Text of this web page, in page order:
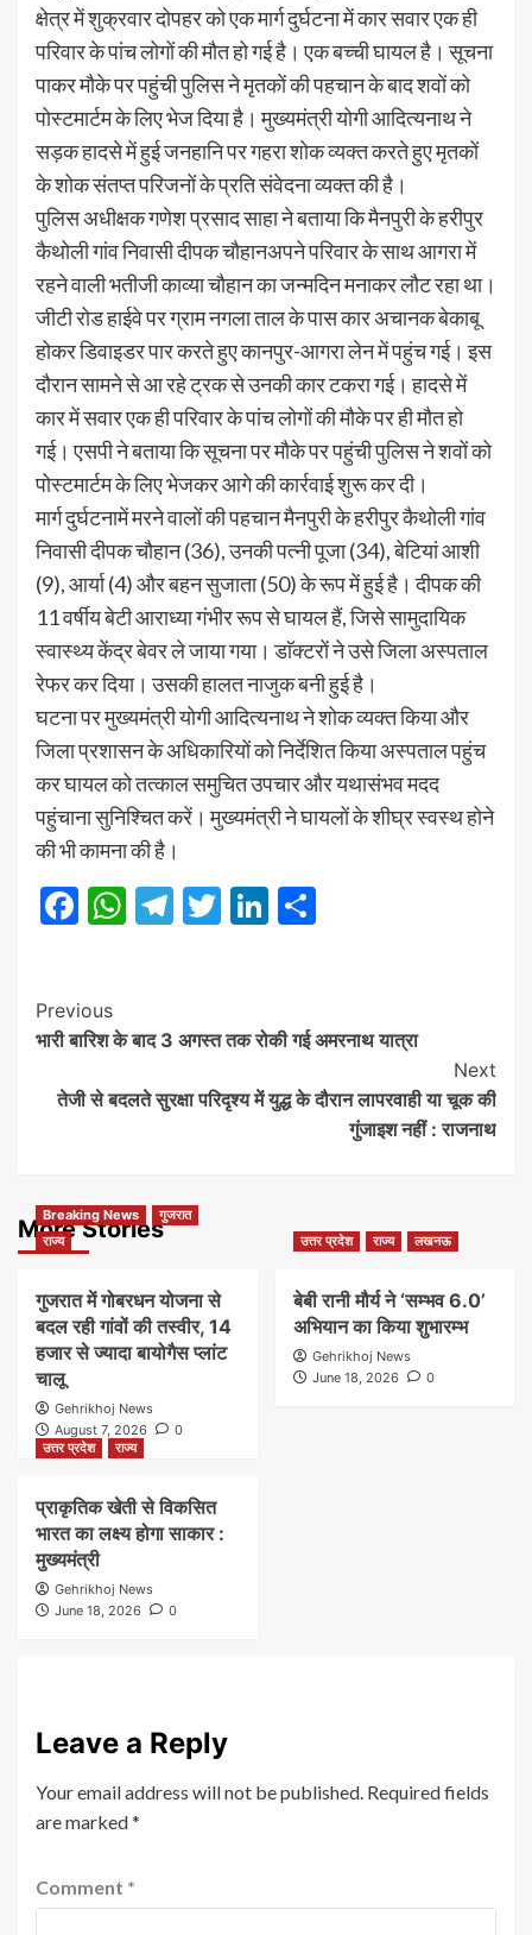
क्षेत्र में शुक्रवार दोपहर को एक मार्ग दुर्घटना में कार सवार एक ही
परिवार के पांच लोगों की मौत हो गई है। एक बच्ची घायल है। सूचना
पाकर मौके पर पहुंची पुलिस ने मृतकाें की पहचान के बाद शवों को
पाेस्टमार्टम के लिए भेज दिया है। मुख्यमंत्री योगी आदित्यनाथ ने
सड़क हादसे में हुई जनहानि पर गहरा शोक व्यक्त करते हुए मृतकों
के शोक संतप्त परिजनों के प्रति संवेदना व्यक्त की है।
पुलिस अधीक्षक गणेश प्रसाद साहा ने बताया कि मैनपुरी के हरीपुर
कैथोली गांव निवासी दीपक चौहानअपने परिवार के साथ आगरा में
रहने वाली भतीजी काव्या चौहान का जन्मदिन मनाकर लौट रहा था।
जीटी रोड हाईवे पर ग्राम नगला ताल के पास कार अचानक बेकाबू
होकर डिवाइडर पार करते हुए कानपुर-आगरा लेन में पहुंच गई। इस
दौरान सामने से आ रहे ट्रक से उनकी कार टकरा गई। हादसे में
कार में सवार एक ही परिवार के पांच लोगों की मौके पर ही मौत हो
गई। एसपी ने बताया कि सूचना पर मौके पर पहुंची पुलिस ने शवों को
पोस्टमार्टम के लिए भेजकर आगे की कार्रवाई शुरू कर दी।
मार्ग दुर्घटनामें मरने वालों की पहचान मैनपुरी के हरीपुर कैथोली गांव
निवासी दीपक चौहान (36), उनकी पत्नी पूजा (34), बेटियां आशी
(9), आर्या (4) और बहन सुजाता (50) के रूप में हुई है। दीपक की
11 वर्षीय बेटी आराध्या गंभीर रूप से घायल हैं, जिसे सामुदायिक
स्वास्थ्य केंद्र बेवर ले जाया गया। डाॅक्टराें ने उसे जिला अस्पताल
रेफर कर दिया। उसकी हालत नाजुक बनी हुई है।
घटना पर मुख्यमंत्री याेगी आदित्यनाथ ने शोक व्यक्त किया और
जिला प्रशासन के अधिकारियों को निर्देशित किया अस्पताल पहुंच
कर घायल को तत्काल समुचित उपचार और यथासंभव मदद
पहुंचाना सुनिश्चित करें। मुख्यमंत्री ने घायलों के शीघ्र स्वस्थ होने
की भी कामना की है।
Facebook
WhatsApp
Telegram
TwitterLinkedIn
Post
Navigation
Previous
भारी बारिश के बाद 3 अगस्त तक रोकी गई अमरनाथ यात्रा
Next
तेजी से बदलते सुरक्षा परिदृश्य में युद्ध के दौरान लापरवाही या चूक की
गुंजाइश नहीं : राजनाथ
More Stories
Breaking News
गुजरात
राज्य
गुजरात में गोबरधन योजना से
बदल रही गांवों की तस्वीर, 14
हजार से ज्यादा बायोगैस प्लांट
चालू
Gehrikhoj News
August 7, 2026
0
उत्तर प्रदेश राज्य लखनऊ
बेबी रानी मौर्य ने ‘सम्भव 6.0’
अभियान का किया शुभारम्भ
Gehrikhoj News
June 18, 2026
0
उत्तर प्रदेश राज्य
प्राकृतिक खेती से विकसित
भारत का लक्ष्य होगा साकार :
मुख्यमंत्री
Gehrikhoj News
June 18, 2026
0
Leave a Reply
Your email address will not be published. Required fields
are marked*
Comment *